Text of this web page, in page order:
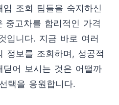
조회 팁들을 숙지하신
중고차를 합리적인 가격
입니다. 지금 바로 여러
정보를 조회하며, 성공적
딛어 보시는 것은 어떨까
택을 응원합니다.